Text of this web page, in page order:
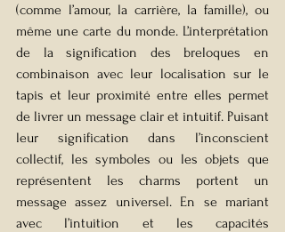
(comme l’amour, la carrière, la famille), ou
même une carte du monde. L’interprétation
de la signification des breloques en
combinaison avec leur localisation sur le
tapis et leur proximité entre elles permet
de livrer un message clair et intuitif. Puisant
leur signification dans l’inconscient
collectif, les symboles ou les objets que
représentent les charms portent un
message assez universel. En se mariant
avec l’intuition et les capacités